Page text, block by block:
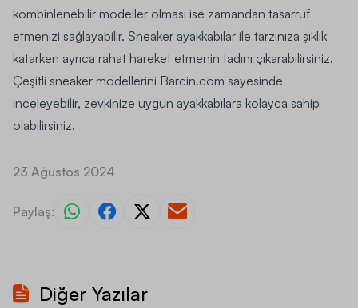
kombinlenebilir modeller olması ise zamandan tasarruf
etmenizi sağlayabilir. Sneaker ayakkabılar ile tarzınıza şıklık
katarken ayrıca rahat hareket etmenin tadını çıkarabilirsiniz.
Çeşitli sneaker modellerini Barcin.com sayesinde
inceleyebilir, zevkinize uygun ayakkabılara kolayca sahip
olabilirsiniz.
23 Ağustos 2024
Paylaş:
Diğer Yazılar